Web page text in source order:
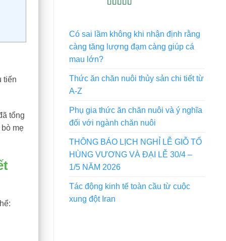
tiến
tổng
mẹ
sao
Có sai lầm không khi nhận định rằng
càng tăng lượng đạm càng giúp cá
mau lớn?
Thức ăn chăn nuôi thủy sản chi tiết từ
A-Z
Phụ gia thức ăn chăn nuôi và ý nghĩa
đối với ngành chăn nuôi
THÔNG BÁO LỊCH NGHỈ LỄ GIỖ TỔ
HÙNG VƯƠNG VÀ ĐẠI LỄ 30/4 –
1/5 NĂM 2026
Tác động kinh tế toàn cầu từ cuộc
xung đột Iran